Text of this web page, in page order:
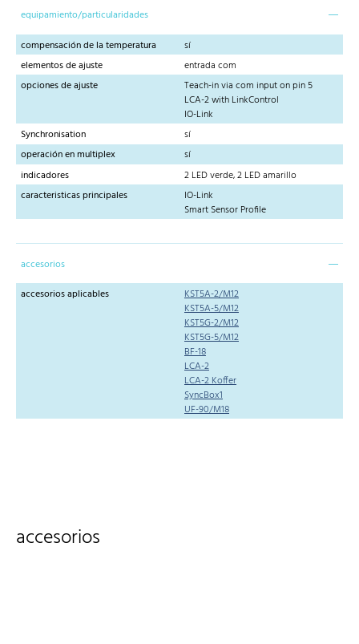
equipamiento/particularidades
compensación de la temperatura
sí
elementos de ajuste
entrada com
opciones de ajuste
Teach-in via com input on pin 5
LCA-2 with LinkControl
IO-Link
Synchronisation
sí
operación en multiplex
sí
indicadores
2 LED verde, 2 LED amarillo
caracteristicas principales
IO-Link
Smart Sensor Profile
accesorios
accesorios aplicables
KST5A-2/M12
KST5A-5/M12
KST5G-2/M12
KST5G-5/M12
BF-18
LCA-2
LCA-2 Koffer
SyncBox1
UF-90/M18
accesorios